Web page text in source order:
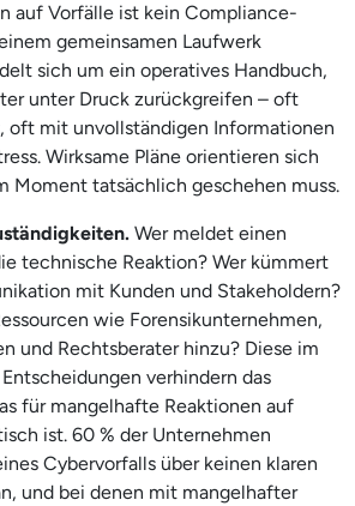
auf Vorfälle ist kein Compliance-
gemeinsamen Laufwerk
sich um ein operatives Handbuch,
unter Druck zurückgreifen – oft
oft mit unvollständigen Informationen
Wirksame Pläne orientieren sich
Moment tatsächlich geschehen muss.
Wer meldet einen
technische Reaktion? Wer kümmert
mit Kunden und Stakeholdern?
wie Forensikunternehmen,
und Rechtsberater hinzu? Diese im
verhindern das
für mangelhafte Reaktionen auf
ist. 60 % der Unternehmen
Cybervorfalls über keinen klaren
und bei denen mit mangelhafter